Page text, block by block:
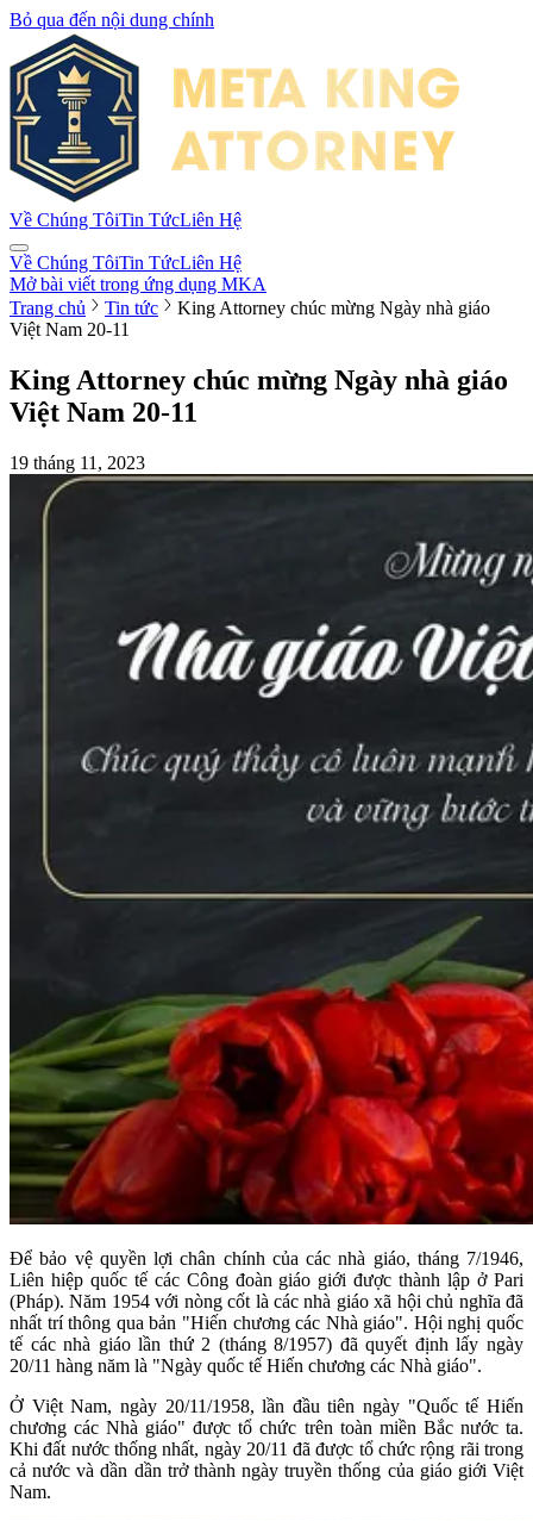
Bỏ qua đến nội dung chính
Về Chúng TôiTin TứcLiên Hệ
Về Chúng TôiTin TứcLiên Hệ
Mở bài viết trong ứng dụng MKA
Trang chủ
Tin tức
King Attorney chúc mừng Ngày nhà giáo
Việt Nam 20-11
King Attorney chúc mừng Ngày nhà giáo
Việt Nam 20-11
19 tháng 11, 2023
Để bảo vệ quyền lợi chân chính của các nhà giáo, tháng 7/1946,
Liên hiệp quốc tế các Công đoàn giáo giới được thành lập ở Pari
(Pháp). Năm 1954 với nòng cốt là các nhà giáo xã hội chủ nghĩa đã
nhất trí thông qua bản "Hiến chương các Nhà giáo". Hội nghị quốc
tế các nhà giáo lần thứ 2 (tháng 8/1957) đã quyết định lấy ngày
20/11 hàng năm là "Ngày quốc tế Hiến chương các Nhà giáo".
Ở Việt Nam, ngày 20/11/1958, lần đầu tiên ngày "Quốc tế Hiến
chương các Nhà giáo" được tổ chức trên toàn miền Bắc nước ta.
Khi đất nước thống nhất, ngày 20/11 đã được tổ chức rộng rãi trong
cả nước và dần dần trở thành ngày truyền thống của giáo giới Việt
Nam.